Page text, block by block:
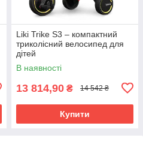
Liki Trike S3 – компактний
триколісний велосипед для
дітей
В наявності
13 814,90 ₴ 14 542 ₴
Купити